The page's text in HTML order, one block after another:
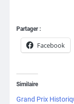
Partager :
Facebook
Similaire
Grand Prix